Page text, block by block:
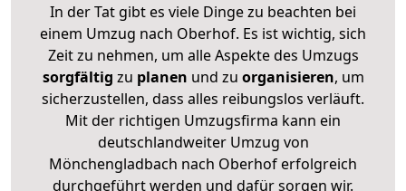
In der Tat gibt es viele Dinge zu beachten bei
einem Umzug nach Oberhof. Es ist wichtig, sich
Zeit zu nehmen, um alle Aspekte des Umzugs
sorgfältig zu planen und zu organisieren, um
sicherzustellen, dass alles reibungslos verläuft.
Mit der richtigen Umzugsfirma kann ein
deutschlandweiter Umzug von
Mönchengladbach nach Oberhof erfolgreich
durchgeführt werden und dafür sorgen wir.